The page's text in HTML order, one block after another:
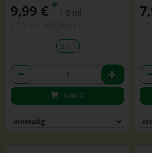
9,99 € * / 5 ml
5 ml
Anzahl
9,99€